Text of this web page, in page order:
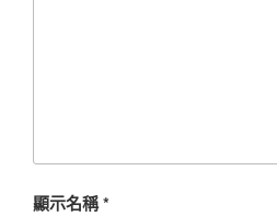
顯示名稱*